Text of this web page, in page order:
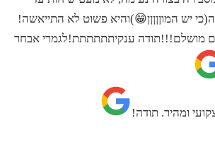
יש המוןןןןן😁)והיא פשוט לא התייאשה!
מושלם!!!תודה ענקיתתתתתת!לגמרי אבחר
ומהיר. תודה!